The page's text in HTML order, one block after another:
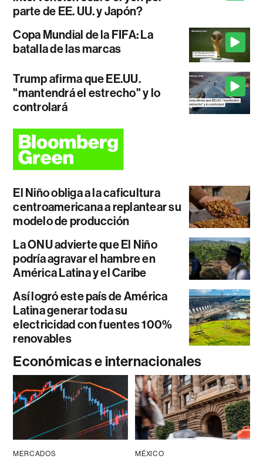
parte de EE. UU. y Japón?
Copa Mundial de la FIFA: La
batalla de las marcas
Trump afirma que EE.UU.
"mantendrá el estrecho" y lo
controlará
El Niño obliga a la caficultura
centroamericana a replantear su
modelo de producción
La ONU advierte que El Niño
podría agravar el hambre en
América Latina y el Caribe
Así logró este país de América
Latina generar toda su
electricidad con fuentes 100%
renovables
Económicas e internacionales
MERCADOS MÉXICO